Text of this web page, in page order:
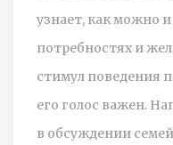
узнает, как можно
потребностях и
стимул поведения
его голос важен.
в обсуждении